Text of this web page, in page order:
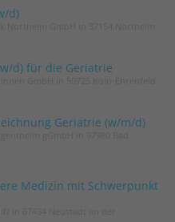
d)
d) für die Geriatrie
Geriatrie (w/m/d)
Medizin mit Schwerpunkt